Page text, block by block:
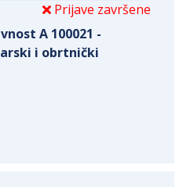
Prijave završene
A 100021 -
i obrtnički